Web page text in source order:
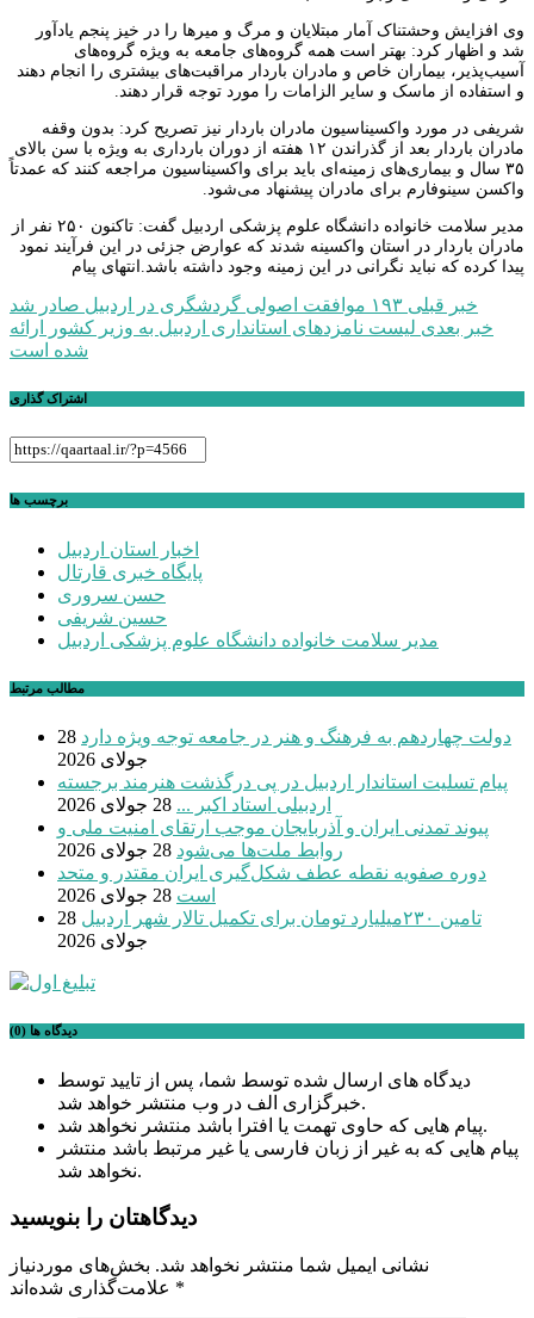
وی افزایش وحشتناک آمار مبتلایان و مرگ و میرها را در خیز پنجم یادآور
شد و اظهار کرد: بهتر است همه گروه‌های جامعه به ویژه گروه‌های
آسیب‌پذیر، بیماران خاص و مادران باردار مراقبت‌های بیشتری را انجام دهند
و استفاده از ماسک و سایر الزامات را مورد توجه قرار دهند.
شریفی در مورد واکسیناسیون مادران باردار نیز تصریح کرد: بدون وقفه
مادران باردار بعد از گذراندن ۱۲ هفته از دوران بارداری به ویژه با سن بالای
۳۵ سال و بیماری‌های زمینه‌ای باید برای واکسیناسیون مراجعه کنند که عمدتاً
واکسن سینوفارم برای مادران پیشنهاد می‌شود.
مدیر سلامت خانواده دانشگاه علوم پزشکی اردبیل گفت: تاکنون ۲۵۰ نفر از
مادران باردار در استان واکسینه شدند که عوارض جزئی در این فرآیند نمود
پیدا کرده که نباید نگرانی در این زمینه وجود داشته باشد.انتهای پیام
راهبری
نوشته
خبر قبلی ۱۹۳ موافقت اصولی گردشگری در اردبیل صادر شد
خبر بعدی لیست نامزدهای استانداری اردبیل به وزیر کشور ارائه
شده است
اشتراک گذاری
برچسب ها
اخبار استان اردبیل
پایگاه خبری قارتال
حسن سروری
حسین شریفی
مدیر سلامت خانواده دانشگاه علوم پزشکی اردبیل
مطالب مرتبط
دولت چهاردهم به فرهنگ و هنر در جامعه توجه ویژه دارد 28
جولای 2026
پیام تسلیت استاندار اردبیل در پی درگذشت هنرمند برجسته
اردبیلی استاد اکبر ... 28 جولای 2026
پیوند تمدنی ایران و آذربایجان موجب ارتقای امنیت ملی و
روابط ملت‌ها می‌شود 28 جولای 2026
دوره صفویه نقطه عطف شکل‌گیری ایران مقتدر و متحد
است 28 جولای 2026
تامین ۲۳۰میلیارد تومان برای تکمیل تالار شهر اردبیل
28
جولای 2026
دیدگاه ها (0)
دیدگاه های ارسال شده توسط شما، پس از تایید توسط
خبرگزاری الف در وب منتشر خواهد شد.
پیام هایی که حاوی تهمت یا افترا باشد منتشر نخواهد شد.
پیام هایی که به غیر از زبان فارسی یا غیر مرتبط باشد منتشر
نخواهد شد.
دیدگاهتان را بنویسید
نشانی ایمیل شما منتشر نخواهد شد. بخش‌های موردنیاز
*